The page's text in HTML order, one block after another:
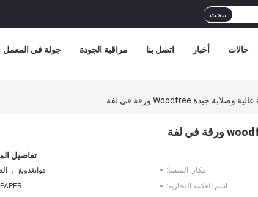
يبحث
جولة في المعمل مراقبة الجودة اتصل بنا أخبار حالات
تفاصيل
مكان المنشأ:
قوانغدونغ ，
اسم العلامة التجارية: